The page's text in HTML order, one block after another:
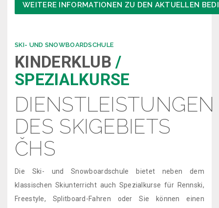
WEITERE INFORMATIONEN ZU DEN AKTUELLEN
SKI- UND SNOWBOARDSCHULE
KINDERKLUB/
SPEZIALKURSE
DIENSTLEISTUNGEN
DES SKIGEBIETS
ČHS
Die Ski- und Snowboardschule bietet neben dem
klassischen Skiunterricht auch Spezialkurse für Rennski,
Freestyle, Splitboard-Fahren oder Sie können einen